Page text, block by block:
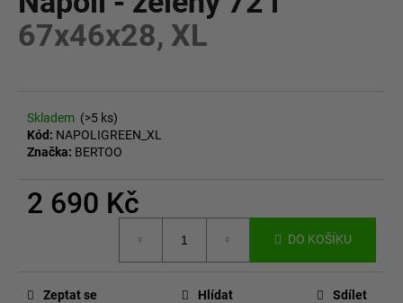
5
hvězdiček.
67x46x28, XL
Skladem (>5 ks)
Kód: NAPOLIGREEN_XL
Značka: BERTOO
2 690 Kč
DO KOŠÍKU
Zeptat se Hlídat Sdílet
u
j